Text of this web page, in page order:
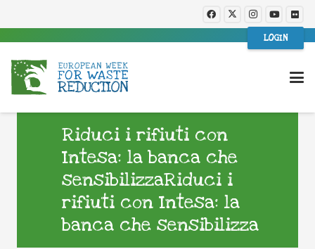
LOGIN
Riduci i rifiuti con
Intesa: la banca che
sensibilizzaRiduci i
rifiuti con Intesa: la
banca che sensibilizza